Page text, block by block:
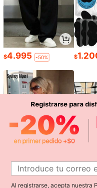
$4.995 -50% $
10.690 $
Al registrarse, acepta nuestra